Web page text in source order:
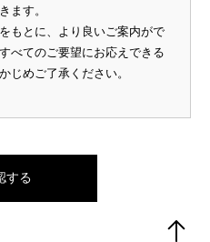
ます。
もとに、より良いご案内がで
べてのご要望にお応えできる
じめご了承ください。
する